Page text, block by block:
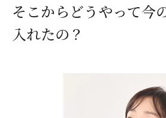
そこからどうやって今
入れたの？